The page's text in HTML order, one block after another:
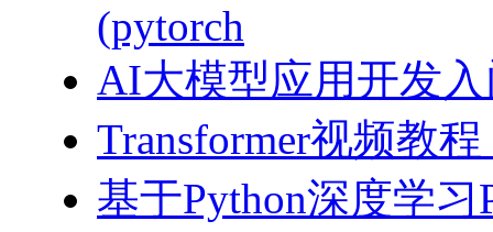
(pytorch
AI大模型应用开发入
Transformer视频教
基于Python深度学